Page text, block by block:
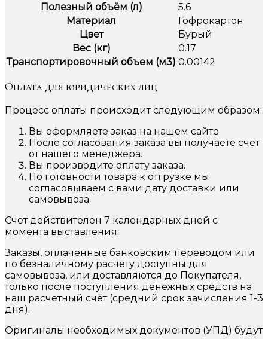
Полезный объём (л)
5.6
Материал
Гофрокартон
Цвет
Бурый
Вес (кг)
0.17
Транспортировочный объем (м3) 0.00142
Оплата для юридических лиц
Процесс оплаты происходит следующим образом:
Вы оформляете заказ на нашем сайте
После согласования заказа вы получаете счет
от нашего менеджера.
Вы производите оплату заказа.
По готовности товара к отгрузке мы
согласовываем с вами дату доставки или
самовывоза.
Счет действителен 7 календарных дней с
момента выставления.
Заказы, оплаченные банковским переводом или
по безналичному расчету доступны для
самовывоза, или доставляются до Покупателя,
только после поступления денежных средств на
наш расчетный счёт (средний срок зачисления 1-3
дня).
Оригиналы необходимых документов (УПД) будут